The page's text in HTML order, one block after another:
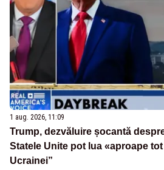
1 aug. 2026, 11:09
Trump, dezvăluire șocantă
Statele Unite pot lua «aproape
Ucrainei”